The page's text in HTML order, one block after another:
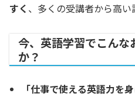
すく 、多くの受講者から高い
今、英語学習でこんな
か？
「仕事で使える英語力を